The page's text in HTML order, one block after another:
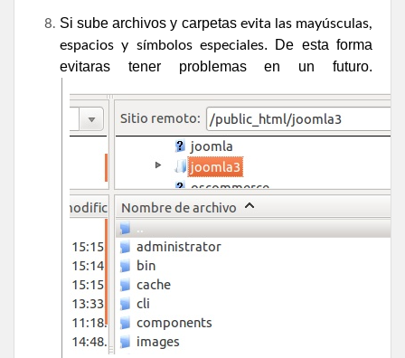
Si sube archivos y carpetas evita las mayúsculas,
espacios y símbolos especiales. De esta forma
evitaras tener problemas en un futuro.